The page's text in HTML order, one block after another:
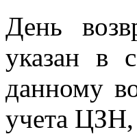
День
указан в
данному
учета ЦЗН,